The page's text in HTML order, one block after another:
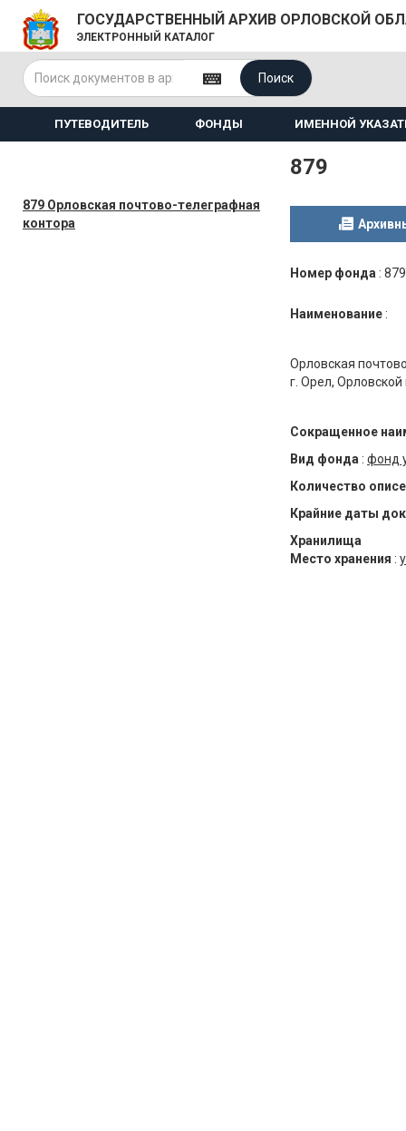
ГОСУДАРСТВЕННЫЙ АРХИВ ОРЛОВСКОЙ
ЭЛЕКТРОННЫЙ КАТАЛОГ
Поиск
ПУТЕВОДИТЕЛЬ ФОНДЫ ИМЕННОЙ
879 Орловская почтово-телеграфная
контора
879
Номер фонда : 879
Наименование :
Орловская
г. Орел, Орловской
Сокращенное
Вид фонда : фонд
Количество
Крайние даты
Хранилища
Место хранения :